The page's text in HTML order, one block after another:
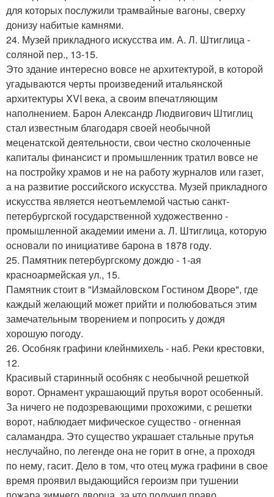
для которых послужили трамвайные вагоны, сверху
донизу набитые камнями.
24. Музей прикладного искусства им. А. Л. Штиглица -
соляной пер., 13-15.
Это здание интересно вовсе не архитектурой, в которой
угадываются черты произведений итальянской
архитектуры XVI века, а своим впечатляющим
наполнением. Барон Александр Людвигович Штиглиц
стал известным благодаря своей необычной
меценатской деятельности, свои честно сколоченные
капиталы финансист и промышленник тратил вовсе не
на постройку храмов и не на работу журналов или газет,
а на развитие российского искусства. Музей прикладного
искусства является неотъемлемой частью санкт-
петербургской государственной художественно -
промышленной академии имени а. Л. Штиглица, которую
основали по инициативе барона в 1878 году.
25. Памятник петербургскому дождю - 1-ая
красноармейская ул., 15.
Памятник стоит в "Измайловском Гостином Дворе", где
каждый желающий может прийти и полюбоваться этим
замечательным творением и попросить у дождя
хорошую погоду.
26. Особняк графини клейнмихель - наб. Реки крестовки,
12.
Красивый старинный особняк с необычной решеткой
ворот. Орнамент украшающий прутья ворот особенный.
За ничего не подозревающими прохожими, с решетки
ворот, наблюдает мифическое существо - огненная
саламандра. Это существо украшает стальные прутья
неслучайно, по легенде она не горит в огне, а проходя
по нему, гасит. Дело в том, что отец мужа графини в свое
время проявил выдающийся героизм при тушении